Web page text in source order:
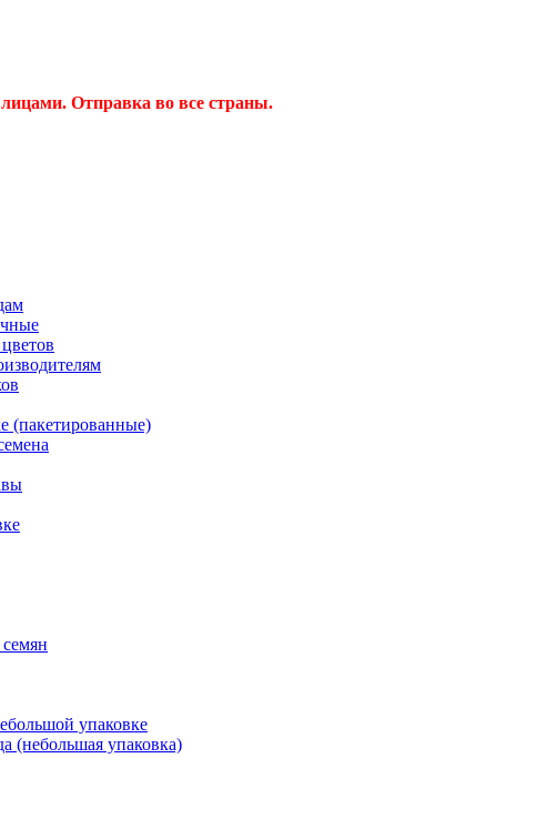
Отправка во все страны.
(пакетированные)
упаковке
(небольшая упаковка)